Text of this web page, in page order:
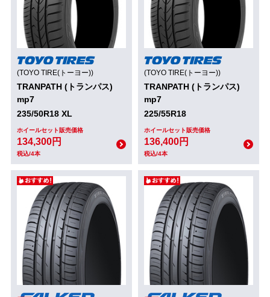
(TOYO TIRE(トーヨー))
TRANPATH (トランパス)
mp7
235/50R18 XL
ホイールセット販売価格
134,300円
税込/4本
(TOYO TIRE(トーヨー))
TRANPATH (トランパス)
mp7
225/55R18
ホイールセット販売価格
136,400円
税込/4本